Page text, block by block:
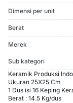
Dimensi per unit
Berat
Merek
Sub kategori
Keramik Produksi
Ukuran 25X25 Cm
1 Dus isi 16 Keping
Berat : 14.5 Kg/dus